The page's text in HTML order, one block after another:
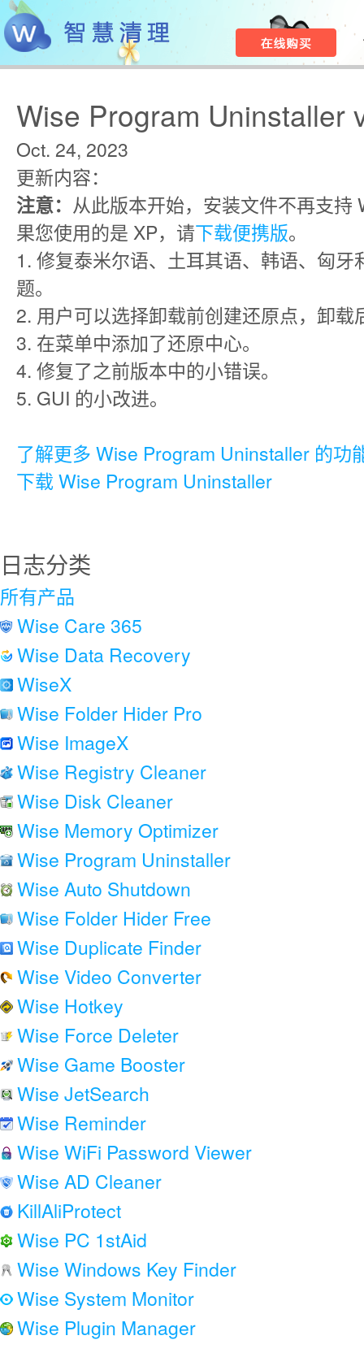
Wise Program Uninstaller
Oct. 24, 2023
更新内容：
注意： 从此版本开始，安装文件不再支持
果您使用的是 XP，请下载便携版。
1. 修复泰米尔语、土耳其语、韩语、匈
题。
2. 用户可以选择卸载前创建还原点，卸载
3. 在菜单中添加了还原中心。
4. 修复了之前版本中的小错误。
5. GUI 的小改进。
了解更多 Wise Program Uninstaller 的功
下载 Wise Program Uninstaller
日志分类
所有产品
Wise Care 365
Wise Data Recovery
WiseX
Wise Folder Hider Pro
Wise ImageX
Wise Registry Cleaner
Wise Disk Cleaner
Wise Memory Optimizer
Wise Program Uninstaller
Wise Auto Shutdown
Wise Folder Hider Free
Wise Duplicate Finder
Wise Video Converter
Wise Hotkey
Wise Force Deleter
Wise Game Booster
Wise JetSearch
Wise Reminder
Wise WiFi Password Viewer
Wise AD Cleaner
KillAliProtect
Wise PC 1stAid
Wise Windows Key Finder
Wise System Monitor
Wise Plugin Manager